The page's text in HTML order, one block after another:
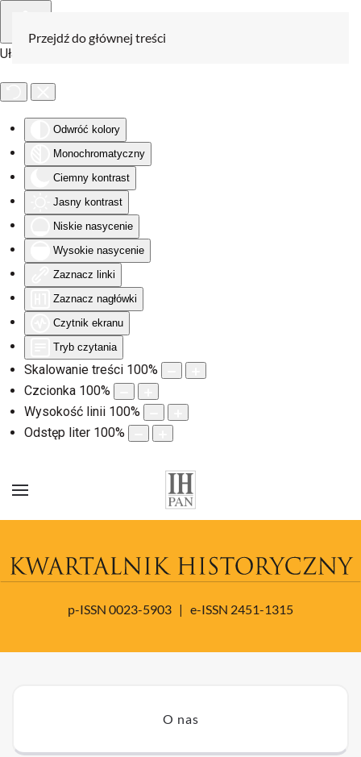
Ułatwienia dostępu
Odwróć kolory
Monochromatyczny
Ciemny kontrast
Jasny kontrast
Niskie nasycenie
Wysokie nasycenie
Zaznacz linki
Zaznacz nagłówki
Czytnik ekranu
Tryb czytania
Skalowanie treści 100%
Czcionka 100%
Wysokość linii 100%
Odstęp liter 100%
Przejdź do głównej treści
p-ISSN 0023-5903 | e-ISSN 2451-1315
O nas